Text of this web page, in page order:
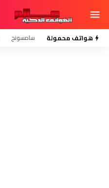
هواتف محمولة سامسونج